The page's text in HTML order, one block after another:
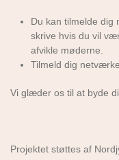
Du kan tilmelde dig
skrive hvis du vil
afvikle møderne.
Tilmeld dig
Vi glæder os til at byde
Projektet støttes af